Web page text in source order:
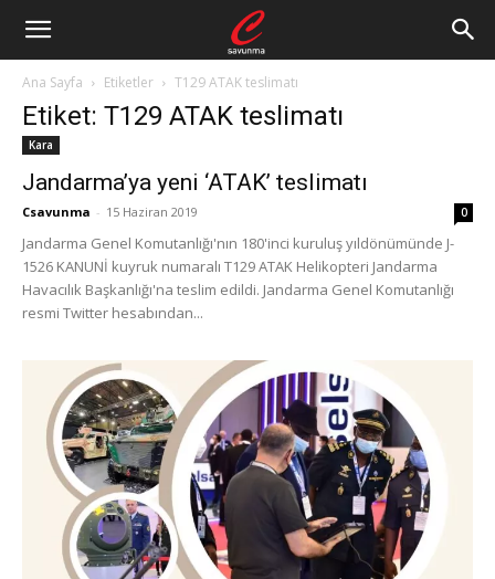
Ana Sayfa Etiketler T129 ATAK teslimatı
Etiket: T129 ATAK teslimatı
Kara
Jandarma’ya yeni ‘ATAK’ teslimatı
Csavunma - 15 Haziran 2019 0
Jandarma Genel Komutanlığı'nın 180'inci kuruluş yıldönümünde J-
1526 KANUNİ kuyruk numaralı T129 ATAK Helikopteri Jandarma
Havacılık Başkanlığı'na teslim edildi. Jandarma Genel Komutanlığı
resmi Twitter hesabından...